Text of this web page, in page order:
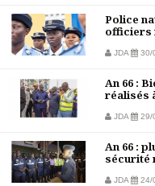
Police
officiers
JDA 30/
An 66 :
réalisés
JDA 29/
An 66 :
sécurité
JDA 24/